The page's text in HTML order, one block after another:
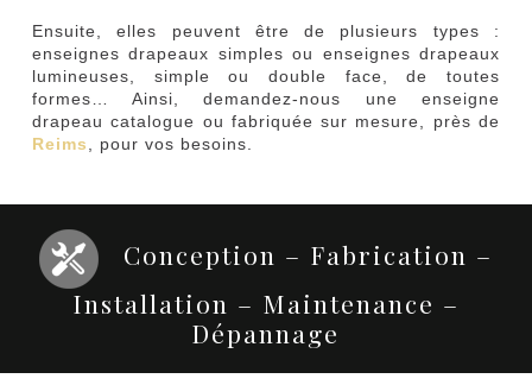
Ensuite, elles peuvent être de plusieurs types :
enseignes drapeaux simples ou enseignes drapeaux
lumineuses, simple ou double face, de toutes
formes… Ainsi, demandez-nous une enseigne
drapeau catalogue ou fabriquée sur mesure, près de
Reims
, pour vos besoins.
Conception – Fabrication –
Installation – Maintenance –
Dépannage